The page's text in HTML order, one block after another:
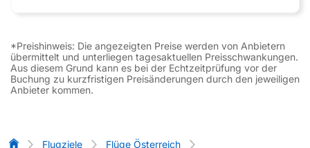
*Preishinweis: Die angezeigten Preise werden von Anbietern
übermittelt und unterliegen tagesaktuellen Preisschwankungen.
Aus diesem Grund kann es bei der Echtzeitprüfung vor der
Buchung zu kurzfristigen Preisänderungen durch den jeweiligen
Anbieter kommen.
Flug-Vergleich
Flugziele
Flüge Österreich